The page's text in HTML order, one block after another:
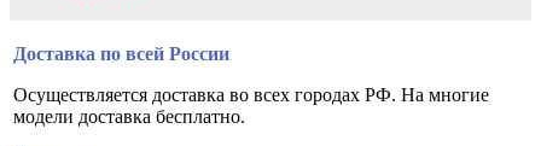
Доставка по всей России
Осуществляется доставка во всех городах РФ. На многие
модели доставка бесплатно.